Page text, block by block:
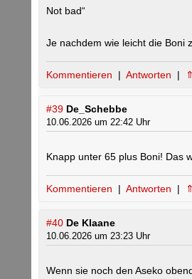
Not bad“
Je nachdem wie leicht die Boni
Kommentieren | Antworten |
#39 De_Schebbe
10.06.2026 um 22:42 Uhr
Knapp unter 65 plus Boni! Das
Kommentieren | Antworten |
#40 De Klaane
10.06.2026 um 23:23 Uhr
Wenn sie noch den Aseko